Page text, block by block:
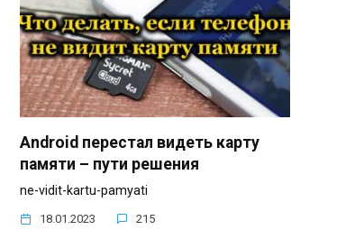
Android перестал видеть карту
памяти – пути решения
ne-vidit-kartu-pamyati
18.01.2023 215